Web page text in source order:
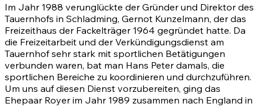
Im Jahr 1988 verunglückte der Gründer und Direktor des
Tauernhofs in Schladming, Gernot Kunzelmann, der das
Freizeithaus der Fackelträger 1964 gegründet hatte. Da
die Freizeitarbeit und der Verkündigungsdienst am
Tauernhof sehr stark mit sportlichen Betätigungen
verbunden waren, bat man Hans Peter damals, die
sportlichen Bereiche zu koordinieren und durchzuführen.
Um uns auf diesen Dienst vorzubereiten, ging das
Ehepaar Royer im Jahr 1989 zusammen nach England in